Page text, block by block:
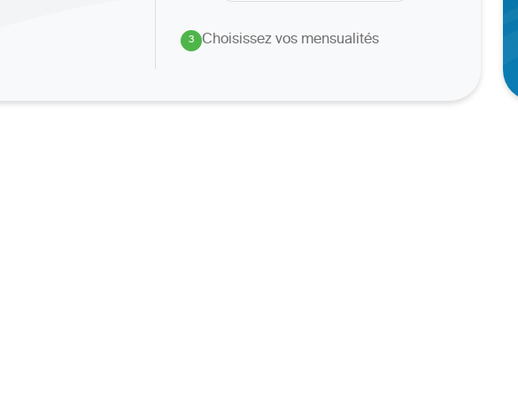
3
. Choisissez vos mensualités